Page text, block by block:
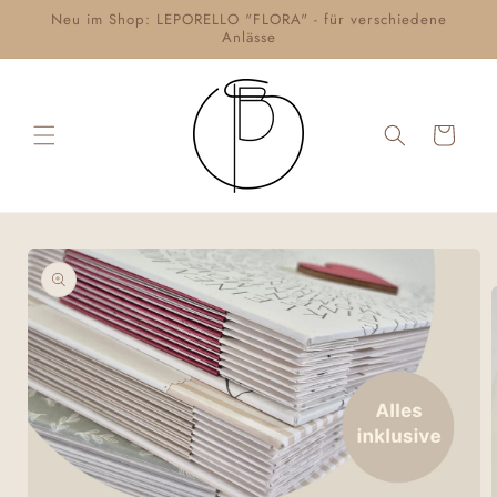
Neu im Shop: LEPORELLO "FLORA" - für verschiedene
Anlässe
Warenkorb